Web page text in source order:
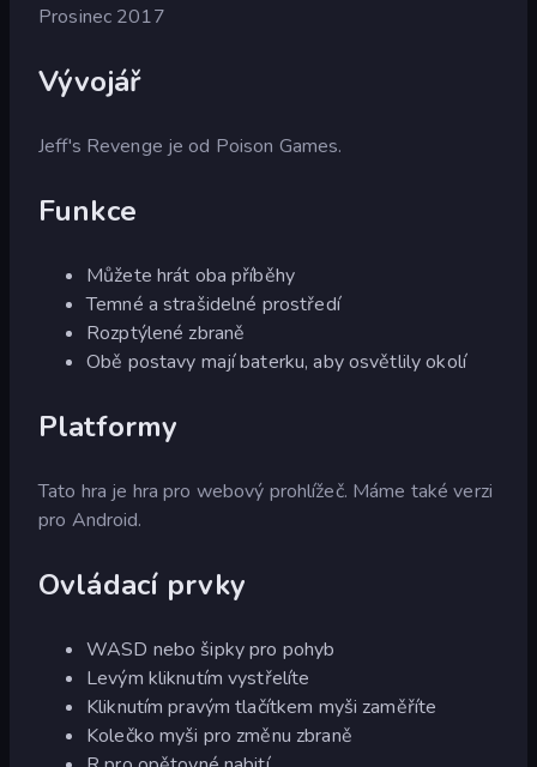
Prosinec 2017
Vývojář
Jeff's Revenge je od Poison Games.
Funkce
Můžete hrát oba příběhy
Temné a strašidelné prostředí
Rozptýlené zbraně
Obě postavy mají baterku, aby osvětlily okolí
Platformy
Tato hra je hra pro webový prohlížeč. Máme také verzi
pro Android.
Ovládací prvky
WASD nebo šipky pro pohyb
Levým kliknutím vystřelíte
Kliknutím pravým tlačítkem myši zaměříte
Kolečko myši pro změnu zbraně